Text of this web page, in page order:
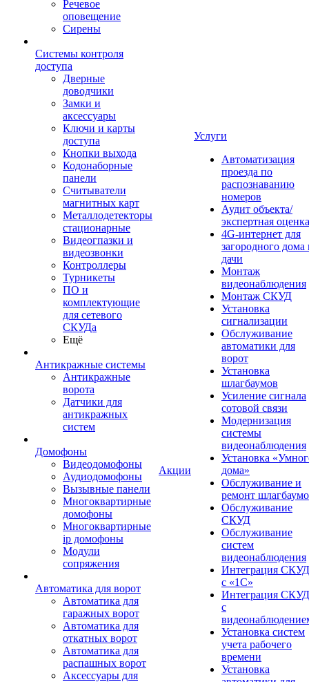
Речевое
оповещение
Сирены
Системы контроля
доступа
Дверные
доводчики
Замки и
аксессуары
Ключи и карты
доступа
Кнопки выхода
Кодонаборные
панели
Считыватели
магнитных карт
Металлодетекторы
стационарные
Видеогпазки и
видеозвонки
Контроллеры
Турникеты
ПО и
комплектующие
для сетевого
СКУДа
Ещё
Антикражные системы
Антикражные
ворота
Датчики для
антикражных
систем
Домофоны
Видеодомофоны
Аудиодомофоны
Вызывные панели
Многоквартирные
домофоны
Многоквартирные
ip домофоны
Модули
сопряжения
Автоматика для ворот
Автоматика для
гаражных ворот
Автоматика для
откатных ворот
Автоматика для
распашных ворот
Аксессуары для
Акции
Услуги
Автоматизация
проезда по
распознаванию
номеров
Аудит объекта/
экспертная оценка
4G-интернет для
загородного дома
дачи
Монтаж
видеонаблюдения
Монтаж СКУД
Установка
сигнализации
Обслуживание
автоматики для
ворот
Установка
шлагбаумов
Усиление сигнала
сотовой связи
Модернизация
системы
видеонаблюдения
Установка
дома»
Обслуживание и
ремонт
Обслуживание
СКУД
Обслуживание
систем
видеонаблюдения
Интеграция СКУД
с «1С»
Интеграция СКУД
с
Установка систем
учета рабочего
времени
Установка